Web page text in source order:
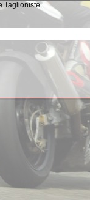
Taglioniste.